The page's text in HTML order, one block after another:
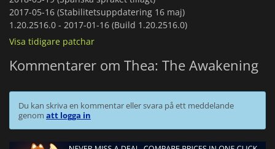
2017-05-16 (Stabilitetsuppdatering 16 maj)
1.20.2516.0 - 2017-01-16 (Build 1.20.2516.0)
Visa tidigare patchar
Kommentarer om Thea: The Awakening
Du kan skriva en kommentar eller svara på ett meddelande
genom att logga in